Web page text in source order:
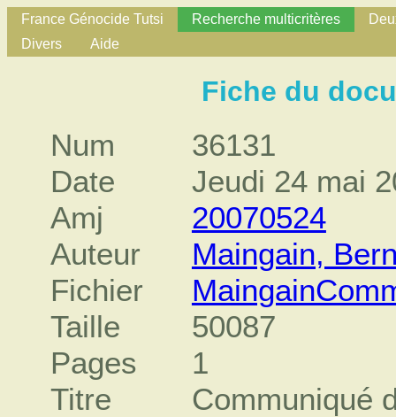
France Génocide Tutsi Recherche multicritères
Divers
Aide
Fiche du
Num
36131
Date
Jeudi 24 mai
Amj
20070524
Auteur
Maingain,
Fichier
Taille
50087
Pages
1
Titre
Communiqué